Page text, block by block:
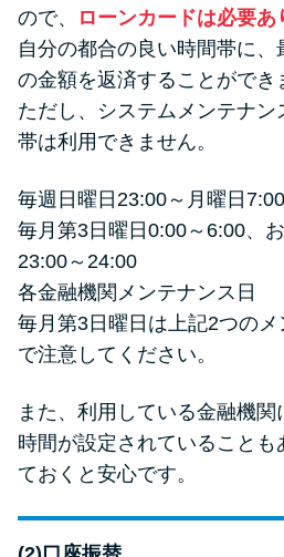
ので、
ローンカードは必要あ
自分の都合の良い時間帯に
の金額を返済することができ
ただし、システムメンテナン
帯は利用できません。
毎週日曜日23:00～月曜日7:00
毎月第3日曜日0:00～6:00、
23:00～24:00
各金融機関メンテナンス日
毎月第3日曜日は上記2つの
で注意してください。
また、利用している金融機
時間が設定されていること
ておくと安心です。